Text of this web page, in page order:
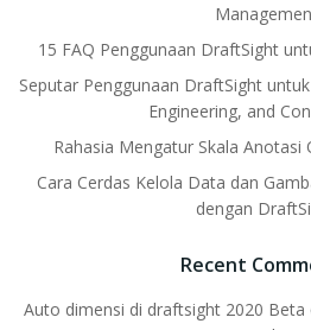
15 FAQ Penggunaan DraftSight
Seputar Penggunaan DraftSight
Engineering, and
Rahasia Mengatur Skala
Cara Cerdas Kelola Data dan
dengan
Recent
Auto dimensi di draftsight 2020 Beta